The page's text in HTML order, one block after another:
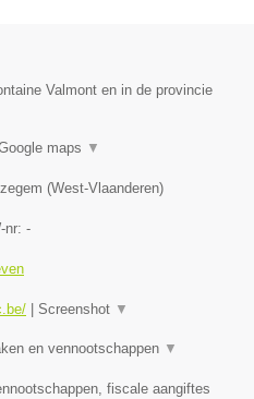
Valmont en in de provincie
maps ▼
Izegem (West-Vlaanderen)
nr: -
Screenshot ▼
en vennootschappen ▼
fiscale aangiftes